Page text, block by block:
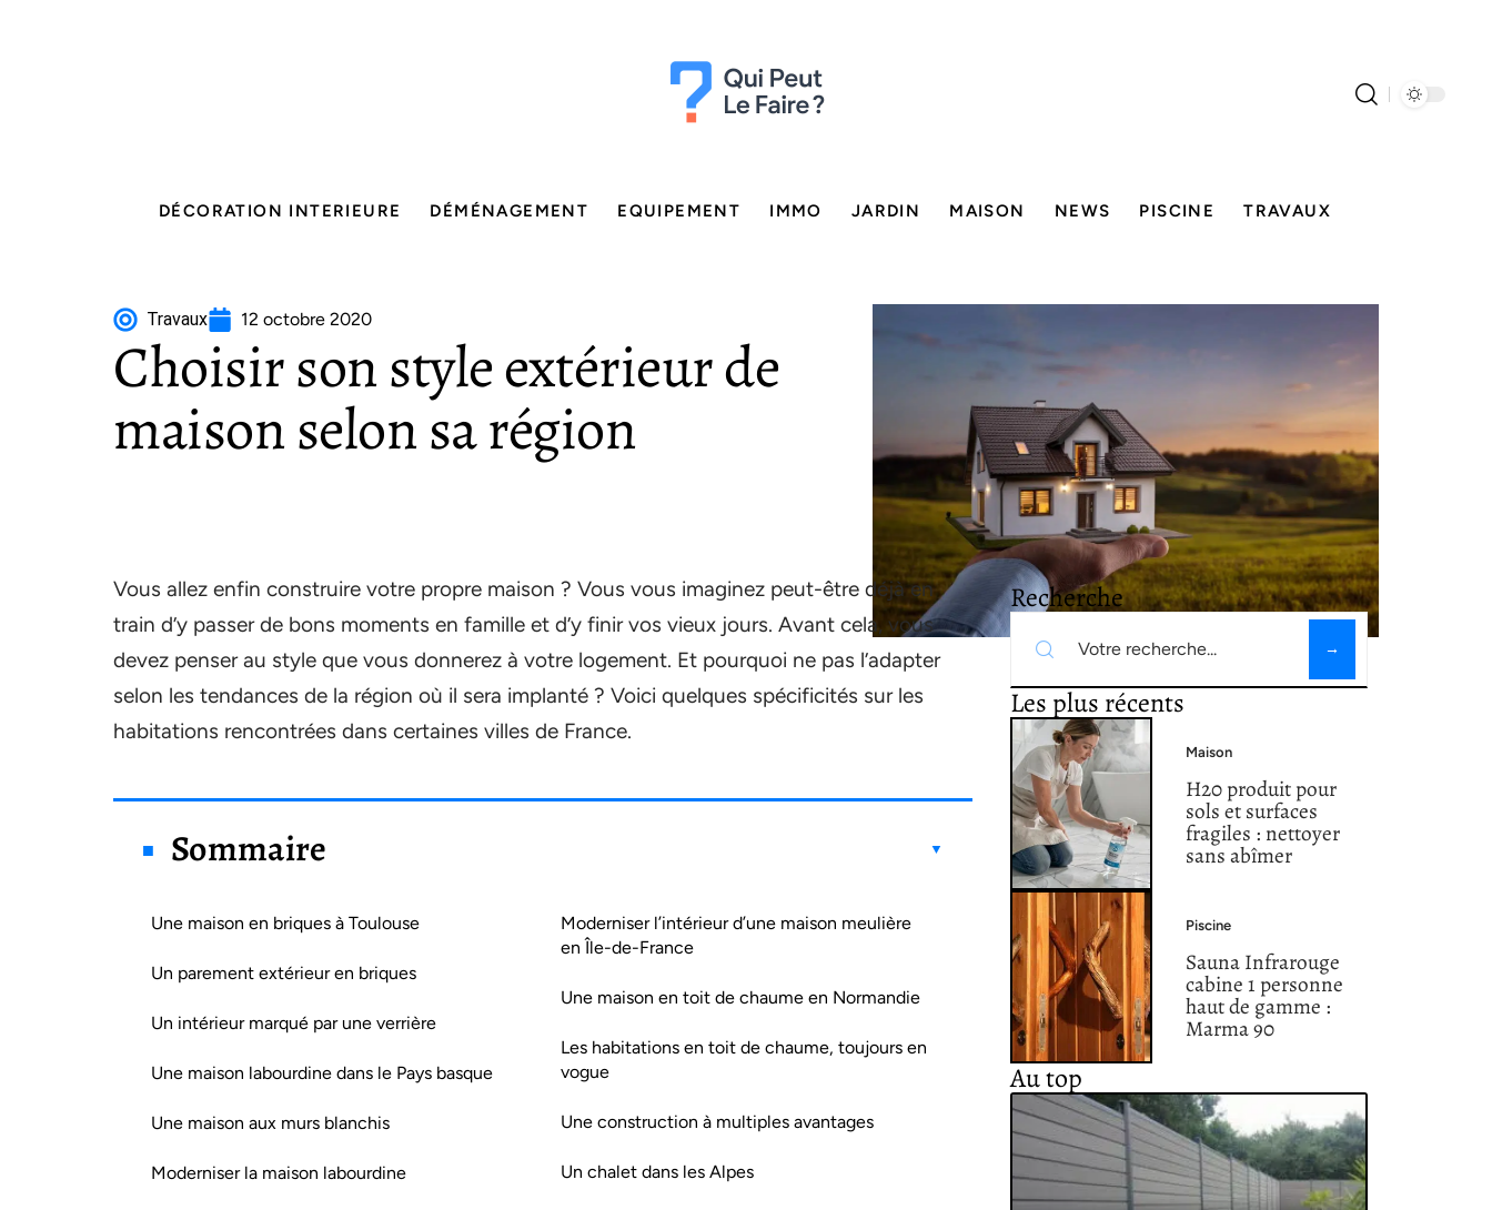
DÉCORATION INTERIEURE DÉMÉNAGEMENT EQUIPEMENT IMMO JARDIN MAISON NEWS PISCINE TRAVAUX
Travaux 12 octobre 2020
Choisir son style extérieur de
maison selon sa région
Vous allez enfin construire votre propre maison ? Vous vous imaginez peut-être déjà en
train d’y passer de bons moments en famille et d’y finir vos vieux jours. Avant cela, vous
devez penser au style que vous donnerez à votre logement. Et pourquoi ne pas l’adapter
selon les tendances de la région où il sera implanté ? Voici quelques spécificités sur les
habitations rencontrées dans certaines villes de France.
Sommaire
Une maison en briques à Toulouse
Un parement extérieur en briques
Un intérieur marqué par une verrière
Une maison labourdine dans le Pays basque
Une maison aux murs blanchis
Moderniser la maison labourdine
Moderniser l’intérieur d’une maison meulière
en Île-de-France
Une maison en toit de chaume en Normandie
Les habitations en toit de chaume, toujours en
vogue
Une construction à multiples avantages
Un chalet dans les Alpes
Recherche
Les plus récents
Maison
H20 produit pour
sols et surfaces
fragiles : nettoyer
sans abîmer
Piscine
Sauna Infrarouge
cabine 1 personne
haut de gamme :
Marma 90
Au top